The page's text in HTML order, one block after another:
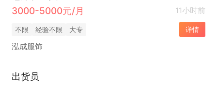
3000-5000元/月
11小时前
不限 经验不限 大专 详情
泓成服饰
出货员